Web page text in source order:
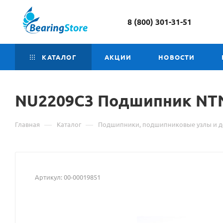
8 (800) 301-31-51
КАТАЛОГ АКЦИИ НОВОСТИ
NU2209C3 Подшипник
о
Главная — Каталог — Подшипники, подшипниковые узлы и
Артикул:00-00019851